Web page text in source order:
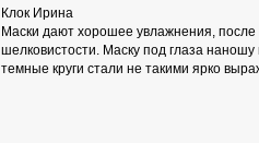
Клок Ирина
Маски дают хорошее увлажнения, после
шелковистости. Маску под глаза
темные круги стали не такими ярко